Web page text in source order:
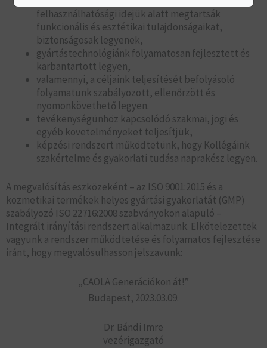
felhasználhatósági idejük alatt megtartsák
funkcionális és esztétikai tulajdonságaikat,
biztonságosak legyenek,
gyártástechnológiánk folyamatosan fejlesztett és
karbantartott legyen,
valamennyi, a céljaink teljesítését befolyásoló
folyamatunk szabályozott, ellenőrzött és
nyomonkövethető legyen.
tevékenységünhöz kapcsolódó szakmai, jogi és
egyéb követelményeket teljesítjük,
képzési rendszert működtetünk, hogy Kollégáink
szakértelme és gyakorlati tudása naprakész legyen.
A megvalósítás eszközeként – az ISO 9001:2015 és a
kozmetikai termékek helyes gyártási gyakorlatát (GMP)
szabályozó ISO 22716:2008 szabványokon alapuló –
Integrált irányítási rendszert alkalmazunk. Elkötelezettek
vagyunk a rendszer működtetése és folyamatos fejlesztése
iránt, hogy megvalósulhasson jelszavunk:
„CAOLA Generációkon át!”
Budapest, 2023.03.09.
Dr. Bándi Imre
vezérigazgató